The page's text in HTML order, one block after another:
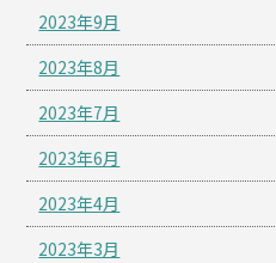
2023年9月
2023年8月
2023年7月
2023年6月
2023年4月
2023年3月